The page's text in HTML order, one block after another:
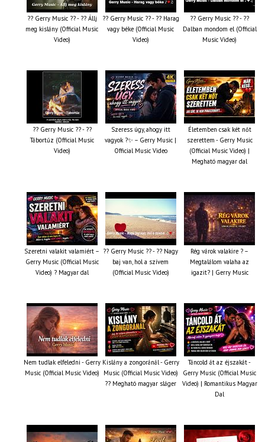
?? Gerry Music ?? - ?? Állj
meg kislány (Official Music
Video)
?? Gerry Music ?? - ?? Harag
vagy béke (Official Music
Video)
?? Gerry Music ?? - ??
Dalban mondom el (Official
Music Video)
?? Gerry Music ?? - ??
Tábortűz (Official Music
Video)
Szeress úgy, ahogy itt
vagyok ?✨ – Gerry Music |
Official Music Video
Életemben csak két nőt
szerettem - Gerry Music
(Official Music Video) |
Megható magyar dal
Szeretni valakit valamiért –
Gerry Music (Official Music
Video) ? Magyar dal
?? Gerry Music ?? - ?? Nagy
baj van, hol a szívem
(Official Music Video)
Rég várok valakire ? –
Megtalálom valaha az
igazit? | Gerry Music
Nem tudlak elfeledni - Gerry
Music (Official Music Video)
Kislány a zongoránál - Gerry
Music (Official Music Video)
?? Megható magyar sláger
Táncold át az éjszakát -
Gerry Music (Official Music
Video) | Romantikus Magyar
Dal